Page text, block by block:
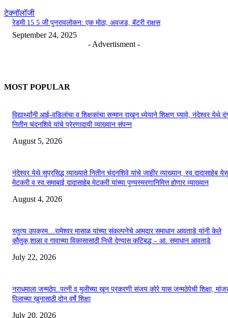
टेक्नॉलॉजी
रेडमी 15 5 जी पुनरावलोकन: एक मोठा, अवजड, बॅटरी राक्षस
September 24, 2025
- Advertisment -
MOST POPULAR
विद्यार्थ्यांनी आई-वडिलांचा व शिक्षकांचा सन्मान राखून ध्येयाने शिक्षण घ्यावे, नंदेश्वर येथे
नितीन चंदनशिवे यांचे प्रेरणादायी व्याख्यान संपन्न
August 5, 2026
नंदेश्वर येथे सुप्रसिद्ध व्याख्याते नितीन चंदनशिवे यांचे जाहीर व्याख्यान, स्व.दादासाहेब येसू
मेटकरी व स्व.समाबाई दादासाहेब मेटकरी यांच्या पुण्यस्मरणानिमित्त होणार व्याख्यान
August 4, 2026
स्तुत्य उपक्रम…रामेश्वर मासाळ यांच्या संकल्पनेचे आमदार समाधान आवताडे यांनी केले
कौतुक,शाळा व गावाच्या विकासासाठी निधी देण्यास कटिबद्ध – आ. समाधान आवताडे
July 22, 2026
नराधमाला जन्मठेप..पत्नी व मुलीच्या खून प्रकरणी संजय कोरे यास जन्मठेपेची शिक्षा,
पिलाच्या खुनासाठी दोन वर्षे शिक्षा
July 20, 2026